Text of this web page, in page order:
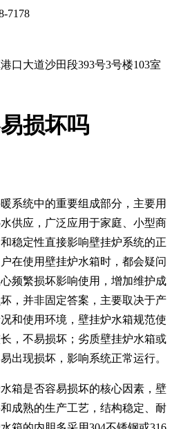
7178
口大道沙田段393号3号楼103室
损坏吗
系统中的重要组成部分，主要用
供应，广泛应用于家庭、小型商
稳定性直接影响壁挂炉系统的正
在使用壁挂炉水箱时，都会疑问
频繁损坏影响使用，增加维护成
，并非固定答案，主要取决于产
和使用环境，壁挂炉水箱规范使
，不易损坏；劣质壁挂炉水箱或
出现损坏，影响系统正常运行。
箱是否容易损坏的核心因素，壁
成熟的生产工艺，结构稳定、耐